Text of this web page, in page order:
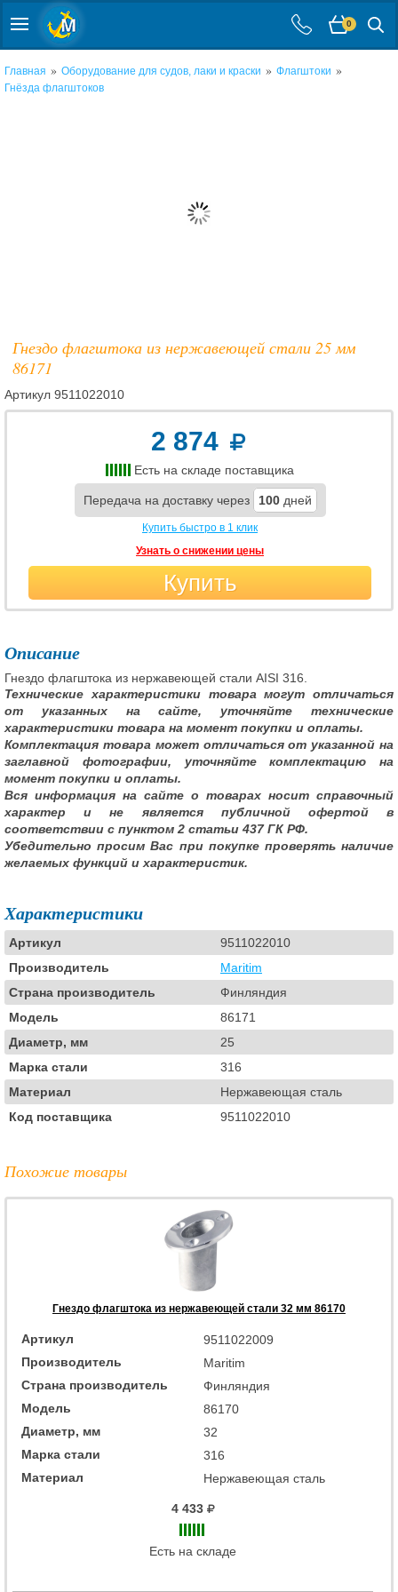
0
Главная » Оборудование для судов, лаки и краски » Флагштоки »
Гнёзда флагштоков
Гнездо флагштока из нержавеющей стали 25 мм
86171
Артикул 9511022010
2 874
Есть на складе поставщика
Передача на доставку через 100 дней
Купить быстро в 1 клик
Узнать о снижении цены
Купить
Описание
Гнездо флагштока из нержавеющей стали AISI 316.
Технические характеристики товара могут отличаться
от указанных на сайте, уточняйте технические
характеристики товара на момент покупки и оплаты.
Комплектация товара может отличаться от указанной на
заглавной фотографии, уточняйте комплектацию на
момент покупки и оплаты.
Вся информация на сайте о товарах носит справочный
характер и не является публичной офертой в
соответствии с пунктом 2 статьи 437 ГК РФ.
Убедительно просим Вас при покупке проверять наличие
желаемых функций и характеристик.
Характеристики
Артикул
9511022010
Производитель
Maritim
Страна производитель
Финляндия
Модель
86171
Диаметр, мм
25
Марка стали
316
Материал
Нержавеющая сталь
Код поставщика
9511022010
Похожие товары
Гнездо флагштока из нержавеющей стали 32 мм 86170
Артикул
9511022009
Производитель
Maritim
Страна производитель
Финляндия
Модель
86170
Диаметр, мм
32
Марка стали
316
Материал
Нержавеющая сталь
4 433
Есть на складе